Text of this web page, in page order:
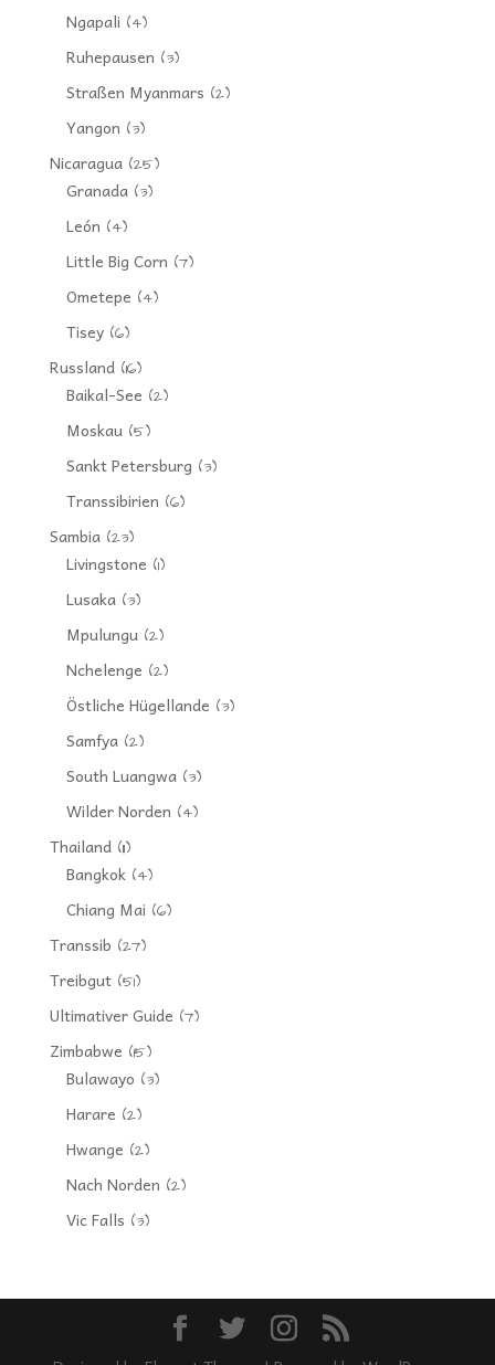
Ngapali (4)
Ruhepausen (3)
Straßen Myanmars (2)
Yangon (3)
Nicaragua(25)
Granada(3)
León (4)
Little Big Corn (7)
Ometepe (4)
Tisey(6)
Russland(16)
Baikal-See (2)
Moskau(5)
Sankt Petersburg (3)
Transsibirien (6)
Sambia(23)
Livingstone (1)
Lusaka(3)
Mpulungu(2)
Nchelenge (2)
Östliche Hügellande (3)
Samfya(2)
South Luangwa(3)
Wilder Norden (4)
Thailand(11)
Bangkok(4)
Chiang Mai (6)
Transsib (27)
Treibgut(51)
Ultimativer Guide (7)
Zimbabwe (15)
Bulawayo (3)
Harare (2)
Hwange (2)
Nach Norden (2)
Vic Falls (3)